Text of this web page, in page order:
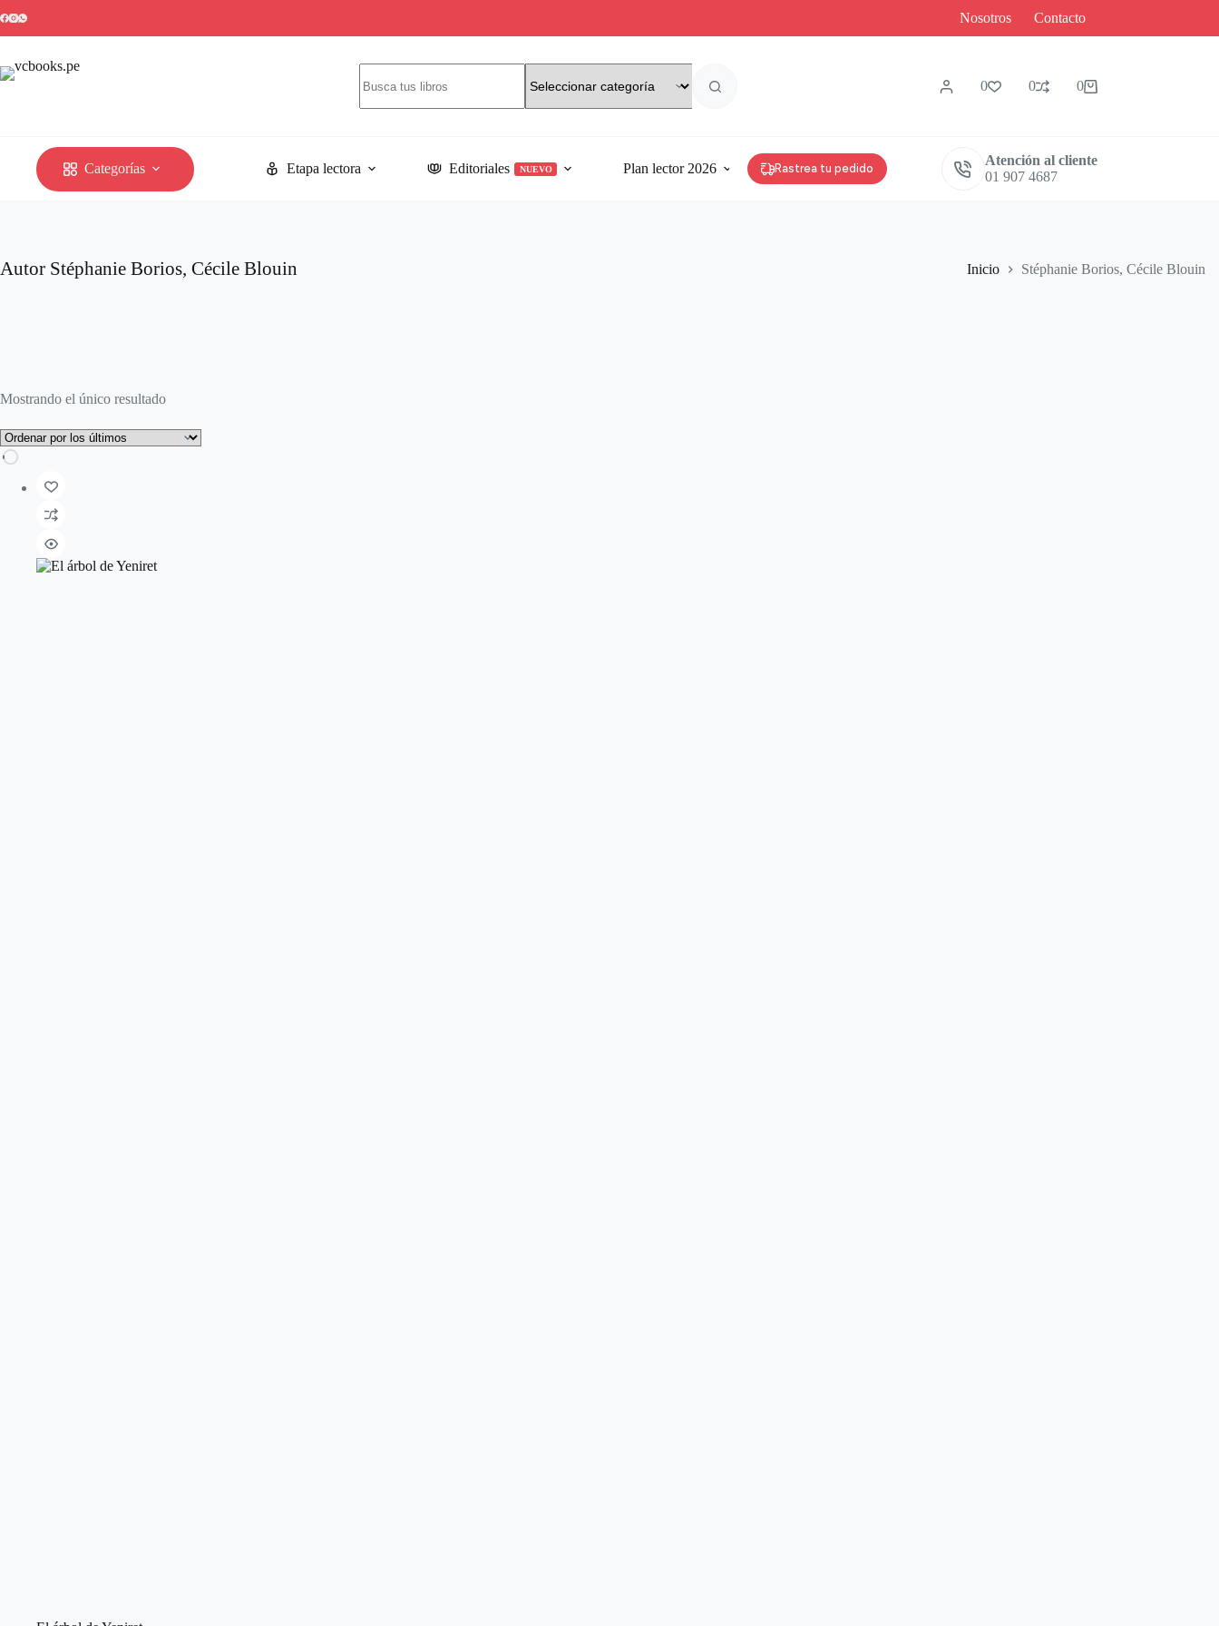
al
contenido
Nosotros Contacto
resultados
0 0
Carro
0
Categorías Etapa lectora Editoriales NUEVO Plan lector 2026 Rastrea tu pedido
Atención al cliente
01 907 4687
Autor Stéphanie Borios, Cécile Blouin Inicio Stéphanie Borios, Cécile Blouin
Mostrando el único resultado